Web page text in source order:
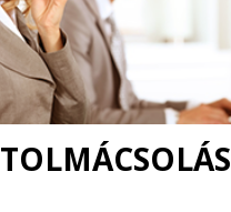
TOLMÁCSOLÁS